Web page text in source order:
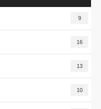
9
16
13
10